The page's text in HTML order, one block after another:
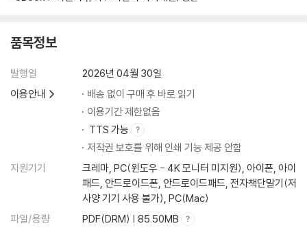
품목정보
발행일
2026년 04월 30일
이용안내
배송 없이 구매 후 바로 읽기
이용기간 제한없음
TTS 가능
저작권 보호를 위해 인쇄 기능 제공 안함
지원기기
크레마, PC(윈도우 - 4K 모니터 미지원), 아이폰, 아이
패드, 안드로이드폰, 안드로이드패드, 전자책단말기(저
사양 기기 사용 불가), PC(Mac)
파일/용량
PDF(DRM) | 85.50MB